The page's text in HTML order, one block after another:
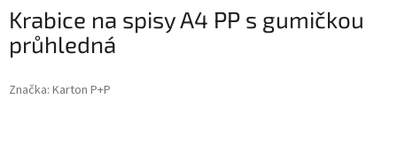
Krabice na spisy A4 PP s gumičkou
průhledná
Značka: Karton P+P